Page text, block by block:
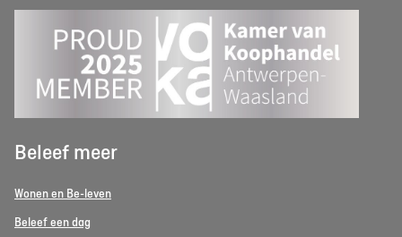
Beleef meer
Wonen en Be-leven
Beleef een dag